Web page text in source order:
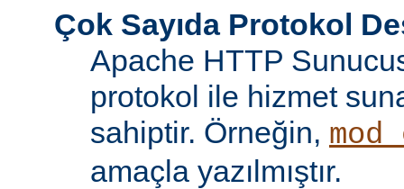
Çok Sayıda Protokol
Apache HTTP
protokol ile hizmet
sahiptir. Örneğin,
amaçla yazılmıştır.